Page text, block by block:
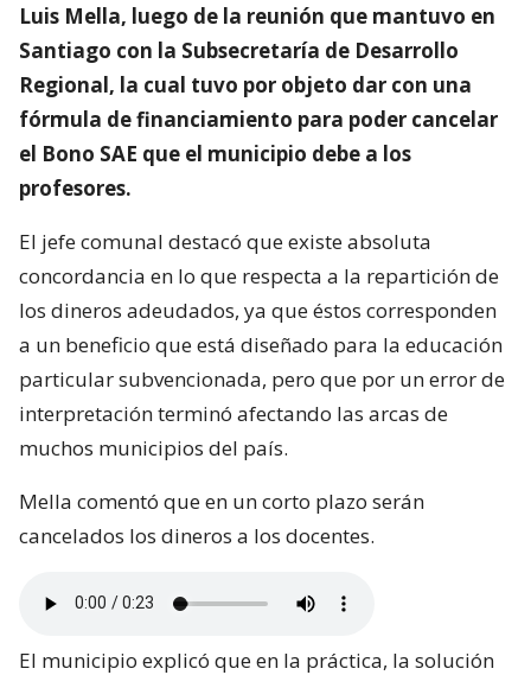
Luis Mella, luego de la reunión que mantuvo en
Santiago con la Subsecretaría de Desarrollo
Regional, la cual tuvo por objeto dar con una
fórmula de financiamiento para poder cancelar
el Bono SAE que el municipio debe a los
profesores.
El jefe comunal destacó que existe absoluta
concordancia en lo que respecta a la repartición de
los dineros adeudados, ya que éstos corresponden
a un beneficio que está diseñado para la educación
particular subvencionada, pero que por un error de
interpretación terminó afectando las arcas de
muchos municipios del país.
Mella comentó que en un corto plazo serán
cancelados los dineros a los docentes.
El municipio explicó que en la práctica, la solución